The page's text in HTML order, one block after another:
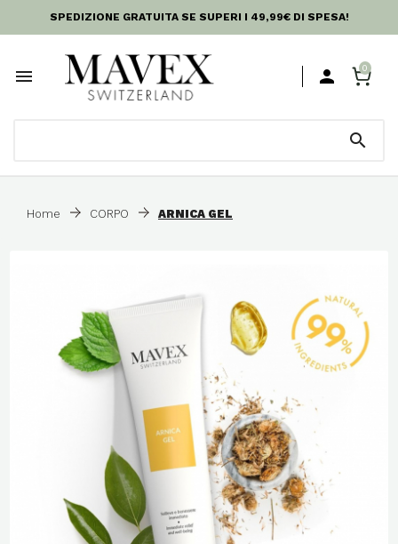
SPEDIZIONE GRATUITA SE SUPERI I 49,99€ DI SPESA!
  0

Home CORPO ARNICA GEL